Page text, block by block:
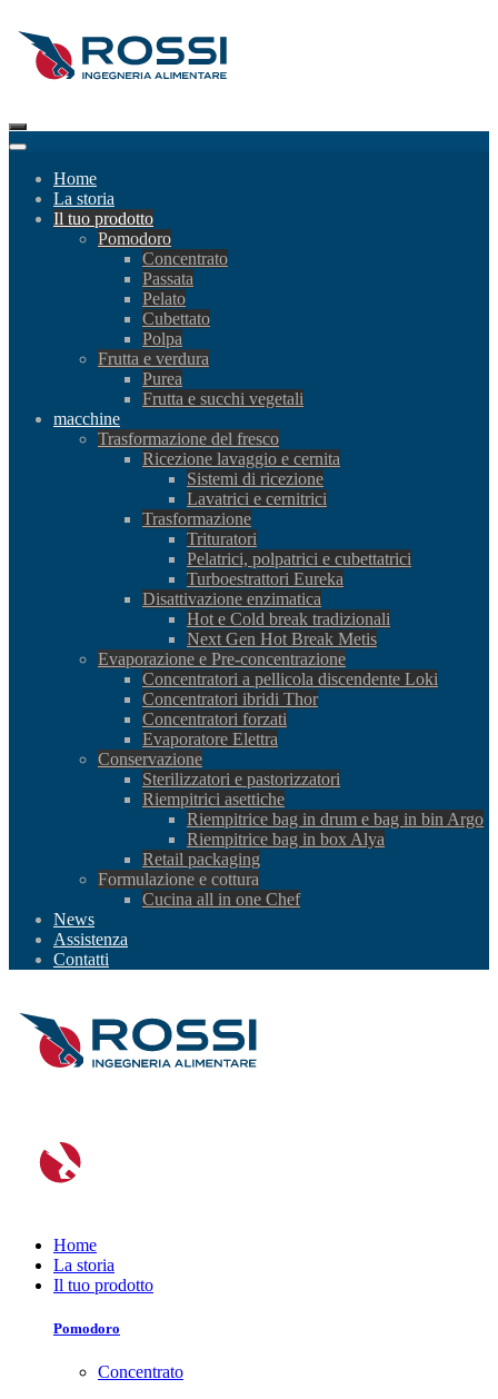
Home
La storia
Il tuo prodotto
Pomodoro
Concentrato
Passata
Pelato
Cubettato
Polpa
Frutta e verdura
Purea
Frutta e succhi vegetali
macchine
Trasformazione del fresco
Ricezione lavaggio e cernita
Sistemi di ricezione
Lavatrici e cernitrici
Trasformazione
Trituratori
Pelatrici, polpatrici e cubettatrici
Turboestrattori Eureka
Disattivazione enzimatica
Hot e Cold break tradizionali
Next Gen Hot Break Metis
Evaporazione e Pre-concentrazione
Concentratori a pellicola discendente Loki
Concentratori ibridi Thor
Concentratori forzati
Evaporatore Elettra
Conservazione
Sterilizzatori e pastorizzatori
Riempitrici asettiche
Riempitrice bag in drum e bag in bin Argo
Riempitrice bag in box Alya
Retail packaging
Formulazione e cottura
Cucina all in one Chef
News
Assistenza
Contatti
Home
La storia
Il tuo prodotto
Pomodoro
Concentrato